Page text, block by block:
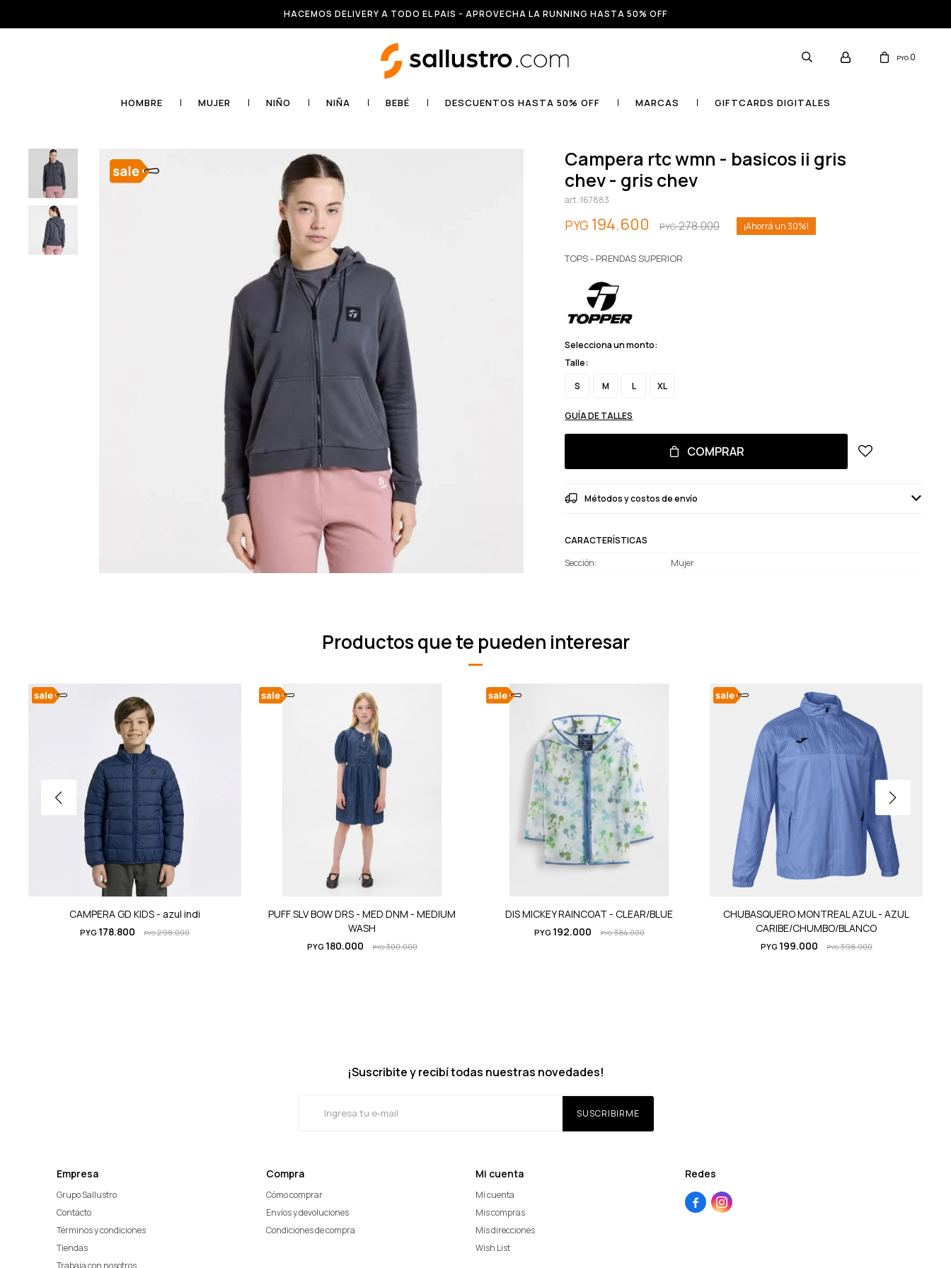
HACEMOS DELIVERY A TODO EL PAIS - APROVECHA LA RUNNING HASTA 50% OFF
HOMBRE MUJER NIÑO NIÑA BEBÉ DESCUENTOS HASTA 50% OFF MARCAS GIFTCARDS DIGITALES
PYG 0
campera rtc wmn - basicos ii gris
chev - gris chev
167883
PYG 194.600 PYG278.000 30
TOPS - PRENDAS SUPERIOR
Selecciona un monto:
Talle:
S
M L XL
GUÍA DE TALLES
COMPRAR
Métodos y costos de envío
CARACTERÍSTICAS
Sección
Mujer
Productos que te pueden interesar
CAMPERA GD KIDS - azul indi
PYG 178.800 PYG298.000
PUFF SLV BOW DRS - MED DNM - MEDIUM
WASH
PYG 180.000 PYG300.000
DIS MICKEY RAINCOAT - CLEAR/BLUE
PYG 192.000 PYG384.000
CHUBASQUERO MONTREAL AZUL - AZUL
CARIBE/CHUMBO/BLANCO
PYG 199.000 PYG398.000
Empresa
Grupo Sallustro
Contacto
Términos y condiciones
Tiendas
Trabaja con nosotros
Compra
Cómo comprar
Envíos y devoluciones
Condiciones de compra
Mi cuenta
Mi cuenta
Mis compras
Mis direcciones
Wish List
Redes
 
¡Suscribite y recibí todas nuestras novedades!
SUSCRIBIRME